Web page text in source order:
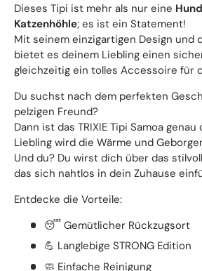
Dieses Tipi ist mehr als nur eine
Katzenhöhle; es ist ein Statement!
Mit seinem einzigartigen Design und
bietet es deinem Liebling einen
gleichzeitig ein tolles Accessoire für
Du suchst nach dem perfekten
pelzigen Freund?
Dann ist das TRIXIE Tipi Samoa
Liebling wird die Wärme und
Und du? Du wirst dich über das
das sich nahtlos in dein Zuhause
Entdecke die Vorteile:
😴 Gemütlicher Rückzugsort
💪 Langlebige STRONG Edition
🧼 Einfache Reinigung